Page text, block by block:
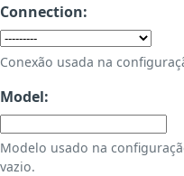
Connection:
Conexão usada na
Model:
Modelo usado na
vazio.